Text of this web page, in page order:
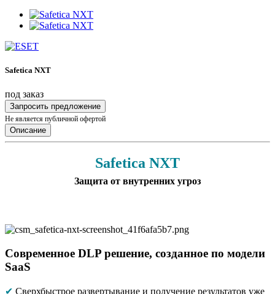
Safetica NXT
под заказ
Запросить предложение
Не является публичной офертой
Описание
Safetica NXT
Защита от внутренних угроз
Современное DLP решение, созданное по модели
SaaS
✔ Сверхбыстрое развертывание и получение результатов уже